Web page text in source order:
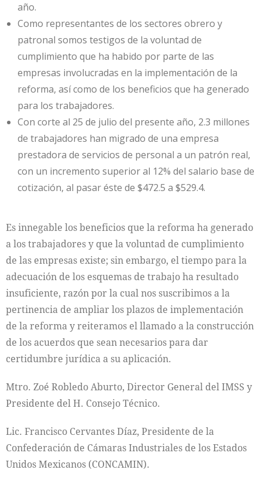
año.
Como representantes de los sectores obrero y
patronal somos testigos de la voluntad de
cumplimiento que ha habido por parte de las
empresas involucradas en la implementación de la
reforma, así como de los beneficios que ha generado
para los trabajadores.
Con corte al 25 de julio del presente año, 2.3 millones
de trabajadores han migrado de una empresa
prestadora de servicios de personal a un patrón real,
con un incremento superior al 12% del salario base de
cotización, al pasar éste de $472.5 a $529.4.
Es innegable los beneficios que la reforma ha generado
a los trabajadores y que la voluntad de cumplimiento
de las empresas existe; sin embargo, el tiempo para la
adecuación de los esquemas de trabajo ha resultado
insuficiente, razón por la cual nos suscribimos a la
pertinencia de ampliar los plazos de implementación
de la reforma y reiteramos el llamado a la construcción
de los acuerdos que sean necesarios para dar
certidumbre jurídica a su aplicación.
Mtro. Zoé Robledo Aburto, Director General del IMSS y
Presidente del H. Consejo Técnico.
Lic. Francisco Cervantes Díaz, Presidente de la
Confederación de Cámaras Industriales de los Estados
Unidos Mexicanos (CONCAMIN).